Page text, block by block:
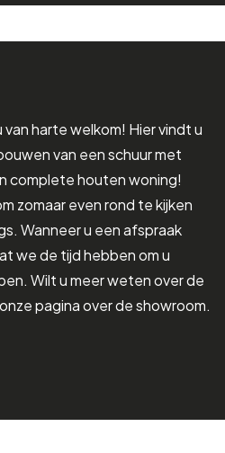
harte welkom! Hier vindt u
van een schuur met
complete houten woning!
zomaar even rond te kijken
Wanneer u een afspraak
we de tijd hebben om u
Wilt u meer weten over de
pagina over de showroom.